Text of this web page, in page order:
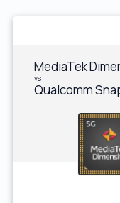
MediaTek
vs
Qualcomm